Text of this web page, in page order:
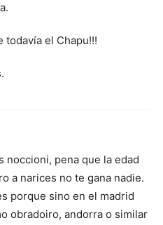
todavía el Chapu!!!
noccioni, pena que la edad
a narices no te gana nadie.
porque sino en el madrid
obradoiro, andorra o similar